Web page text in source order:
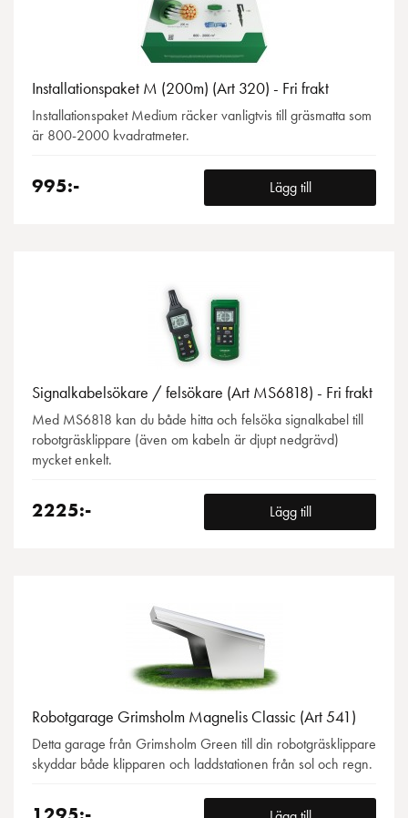
Installationspaket M (200m) (Art 320) - Fri frakt
Installationspaket Medium räcker vanligtvis till gräsmatta som
är 800-2000 kvadratmeter.
995:- Lägg till
Signalkabelsökare / felsökare (Art MS6818) - Fri frakt
Med MS6818 kan du både hitta och felsöka signalkabel till
robotgräsklippare (även om kabeln är djupt nedgrävd)
mycket enkelt.
2225:- Lägg till
Robotgarage Grimsholm Magnelis Classic (Art 541)
Detta garage från Grimsholm Green till din robotgräsklippare
skyddar både klipparen och laddstationen från sol och regn.